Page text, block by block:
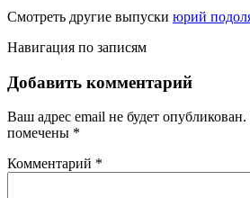
Смотреть другие выпуски юрий
Навигация по записям
Добавить комментарий
Ваш адрес email не будет опубликован.
помечены *
Комментарий *